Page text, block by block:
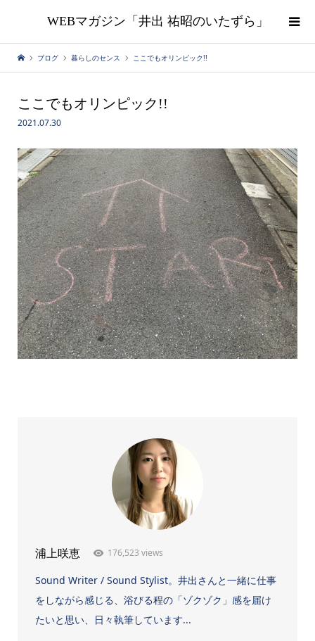
WEBマガジン「井出 祐昭のいたずら」
ブログ 暮らしのセンス ここでもオリンピック!!
ここでもオリンピック!!
2021.07.30
浦上咲恵 176,523 views
Sound Writer / Sound Stylist。井出さんと一緒に仕事
をしながら感じる、浴びる程の「ゾクゾク」感を届け
たいと思い、日々執筆しています...